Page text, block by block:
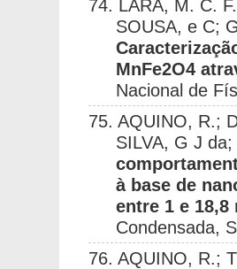
74. LARA, M. C.
SOUSA, e C;
MnFe2O4
Nacional de
75. AQUINO, R.;
SILVA, G J
à base de
entre 1 e 18,8
Condensada,
76. AQUINO, R.;